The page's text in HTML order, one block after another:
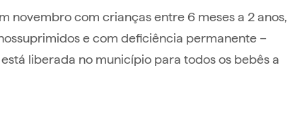
novembro com crianças entre 6 meses a 2 anos,
e com deficiência permanente –
liberada no município para todos os bebês a